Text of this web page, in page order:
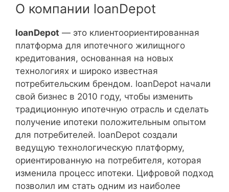
О компании loanDepot
loanDepot — это клиентоориентированная
платформа для ипотечного жилищного
кредитования, основанная на новых
технологиях и широко известная
потребительским брендом. loanDepot начали
свой бизнес в 2010 году, чтобы изменить
традиционную ипотечную отрасль и сделать
получение ипотеки положительным опытом
для потребителей. loanDepot создали
ведущую технологическую платформу,
ориентированную на потребителя, которая
изменила процесс ипотеки. Цифровой подход
позволил им стать одним из наиболее